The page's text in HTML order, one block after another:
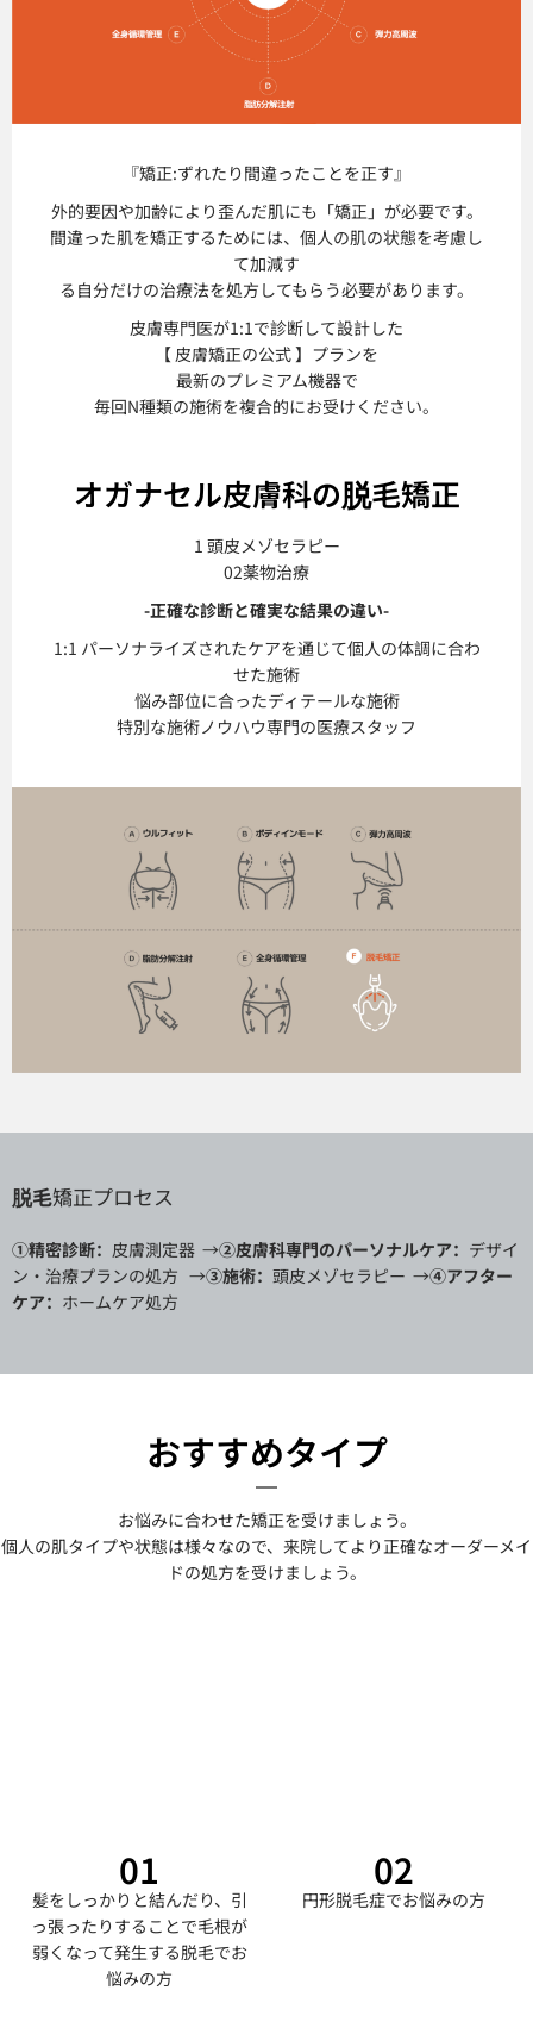
『矯正:ずれたり 間違ったことを正す』
外的要因や加齢により歪んだ肌にも「矯正」が必要です。
間違った肌を矯正するためには、個人の肌の状態を考慮し
て加減す
る自分だけの治療法を処方してもらう必要があります。
皮膚専門医が1:1で診断して設計した
【 皮膚矯正の公式 】プランを
最新のプレミアム機器で
毎回N種類の施術を複合的にお受けください。
オガナセル皮膚科の脱毛矯正
1 頭皮メゾセラピー
02薬物治療
-正確な診断と確実な結果の違い-
1:1 パーソナライズされたケアを通じて個人の体調に合わ
せた施術
悩み部位に合ったディテールな施術
特別な施術ノウハウ専門の医療スタッフ
脱毛矯正プロセス
①精密診断： 皮膚測定器 →②皮膚科専門のパーソナルケア： デザイ
ン・治療プランの処方 →③施術： 頭皮メゾセラピー →④アフター
ケア： ホームケア処方
おすすめタイプ
お悩みに合わせた矯正を受けましょう。
個人の肌タイプや状態は様々なので、来院してより正確なオーダーメイ
ドの処方を受けましょう。
01
髪をしっかりと結んだり、引
っ張ったりすることで毛根が
弱くなって発生する脱毛でお
悩みの方
02
円形脱毛症でお悩みの方